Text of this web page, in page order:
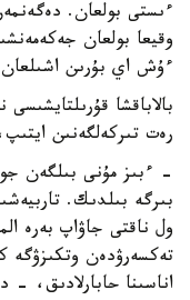
ءىستى بولعان.
وقيعا بولعان
ءۇش اي بۇرىن اشىلعان. قازىر مۇندا
بالاباقشا
رەت تىركەلگەنىن
- ءبىز مۇنى بىلگەن
بىرگە بىلدىك.
ول ناقتى جاۋاپ بەرە
تەكسەرۋدەن وتكىزۋگە
اناسىنا حابارلادىق، -